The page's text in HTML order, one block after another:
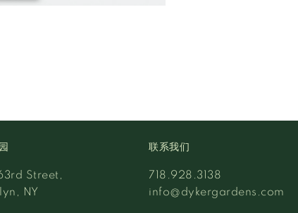
Street,
NY
联系我们
718.928.3138
info@dykergardens.com